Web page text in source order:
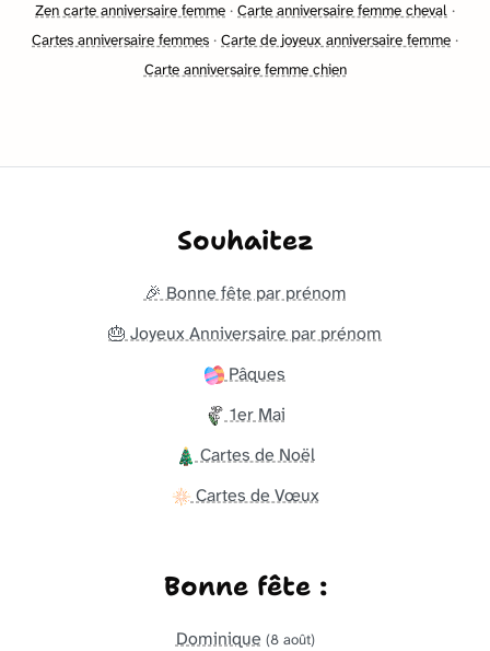
Zen carte anniversaire femme · Carte anniversaire femme cheval ·
Cartes anniversaire femmes · Carte de joyeux anniversaire femme ·
Carte anniversaire femme chien
Souhaitez
🎉 Bonne fête par prénom
🎂 Joyeux Anniversaire par prénom
Pâques
1er Mai
Cartes de Noël
Cartes de Vœux
Bonne fête :
Dominique (8 août)